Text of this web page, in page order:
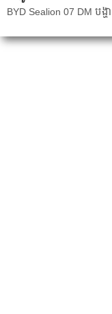
BYD Sealion 07 DM បង្